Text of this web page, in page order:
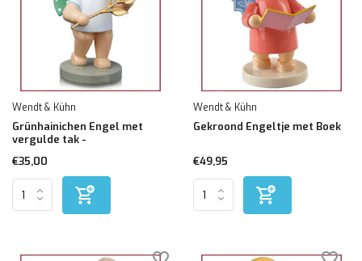
Wendt & Kühn
Grünhainichen Engel met
vergulde tak -
€35,00
Wendt & Kühn
Gekroond Engeltje met Boek
€49,95